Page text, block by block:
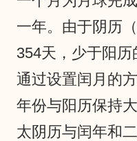
一年。由于阴历
354天，少于阳
通过设置闰月的
年份与阳历保持
太阴历与闰年和